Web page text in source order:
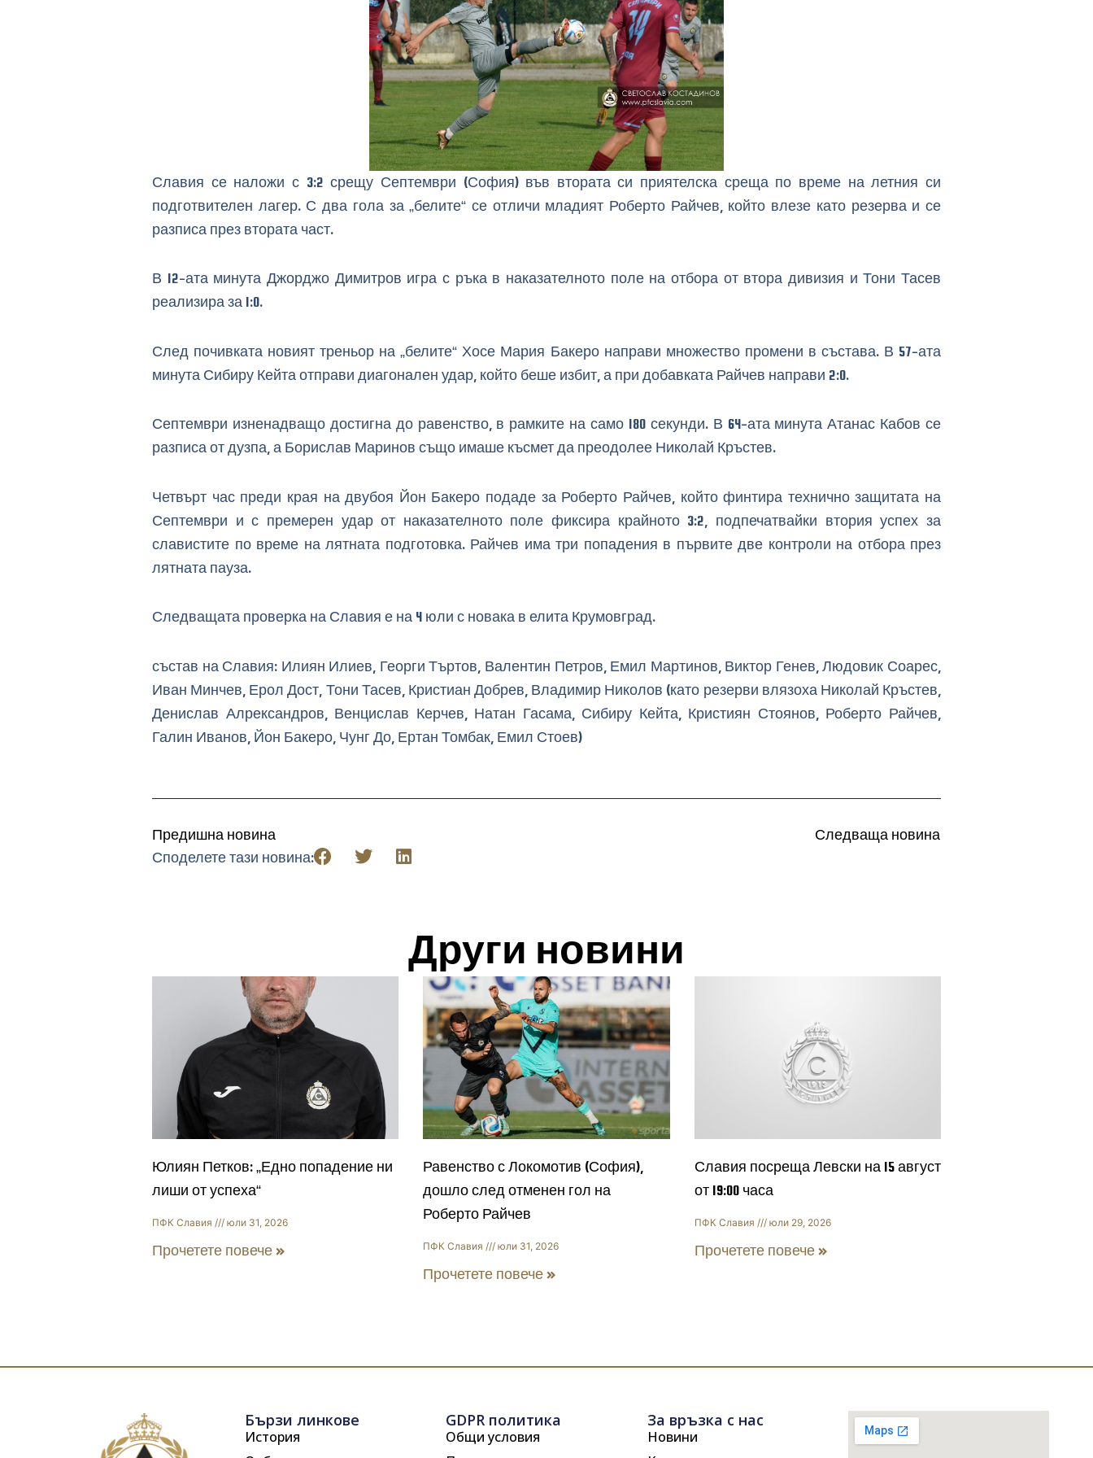
Славия се наложи с 3:2 срещу Септември (София) във втората си приятелска среща по време на летния си
подготвителен лагер. С два гола за „белите“ се отличи младият Роберто Райчев, който влезе като резерва и се
разписа през втората част.
В 12-ата минута Джорджо Димитров игра с ръка в наказателното поле на отбора от втора дивизия и Тони Тасев
реализира за 1:0.
След почивката новият треньор на „белите“ Хосе Мария Бакеро направи множество промени в състава. В 57-ата
минута Сибиру Кейта отправи диагонален удар, който беше избит, а при добавката Райчев направи 2:0.
Септември изненадващо достигна до равенство, в рамките на само 180 секунди. В 64-ата минута Атанас Кабов се
разписа от дузпа, а Борислав Маринов също имаше късмет да преодолее Николай Кръстев.
Четвърт час преди края на двубоя Йон Бакеро подаде за Роберто Райчев, който финтира технично защитата на
Септември и с премерен удар от наказателното поле фиксира крайното 3:2, подпечатвайки втория успех за
славистите по време на лятната подготовка. Райчев има три попадения в първите две контроли на отбора през
лятната пауза.
Следващата проверка на Славия е на 4 юли с новака в елита Крумовград.
състав на Славия: Илиян Илиев, Георги Търтов, Валентин Петров, Емил Мартинов, Виктор Генев, Людовик Соарес,
Иван Минчев, Ерол Дост, Тони Тасев, Кристиан Добрев, Владимир Николов (като резерви влязоха Николай Кръстев,
Денислав Алрександров, Венцислав Керчев, Натан Гасама, Сибиру Кейта, Кристиян Стоянов, Роберто Райчев,
Галин Иванов, Йон Бакеро, Чунг До, Ертан Томбак, Емил Стоев)
Предишна новина
Следваща новина
Споделете тази новина:
Други новини
Юлиян Петков: „Едно попадение ни
лиши от успеха“
ПФК Славия юли 31, 2026
Прочетете повече »
Равенство с Локомотив (София),
дошло след отменен гол на
Роберто Райчев
ПФК Славия юли 31, 2026
Прочетете повече »
Славия посреща Левски на 15 август
от 19:00 часа
ПФК Славия юли 29, 2026
Прочетете повече »
Бързи линкове
История
GDPR политика
Общи условия
За връзка с нас
Новини